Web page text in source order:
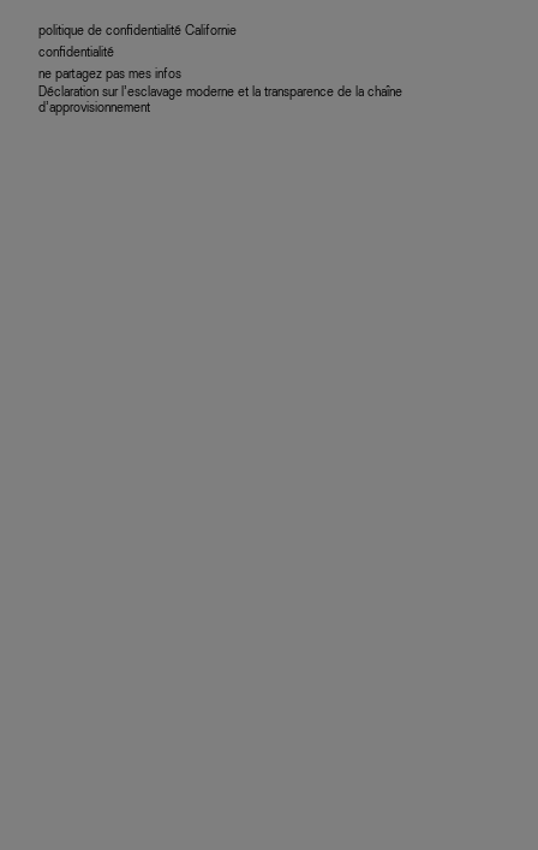
politique de confidentialité Californie
confidentialité
ne partagez pas mes infos
Déclaration sur l’esclavage moderne et la transparence de la chaîne
d’approvisionnement